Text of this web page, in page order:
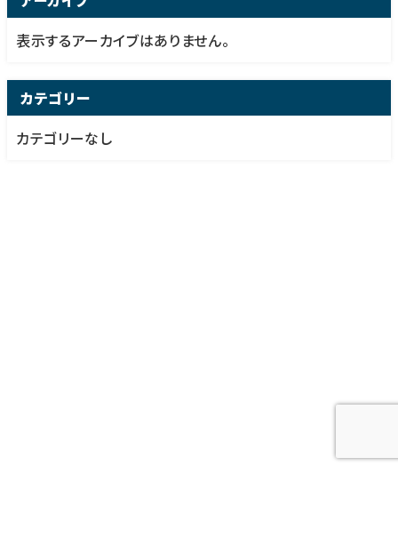
表示するアーカイブはありません。
カテゴリー
カテゴリーなし